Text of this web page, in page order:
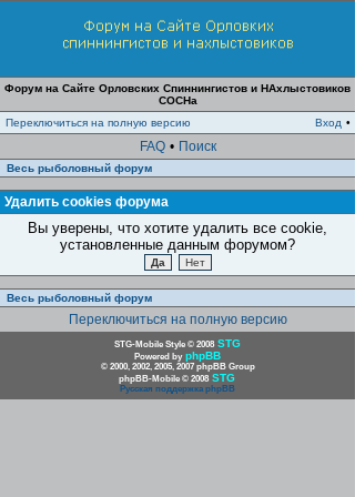
Форум на Сайте Орловских Спиннингистов и НАхлыстовиков
СОСНа
Переключиться на полную версию
Вход •
FAQ • Поиск
Весь рыболовный форум
Удалить cookies форума
Вы уверены, что хотите удалить все cookie,
установленные данным форумом?
Весь рыболовный форум
Переключиться на полную версию
STG-Mobile Style © 2008 STG
Powered by phpBB
© 2000, 2002, 2005, 2007 phpBB Group
phpBB-Mobile © 2008 STG
Русская поддержка phpBB